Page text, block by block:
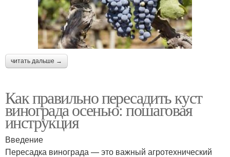
читать дальше →
Как правильно пересадить куст
винограда осенью: пошаговая
инструкция
Введение
Пересадка винограда — это важный агротехнический